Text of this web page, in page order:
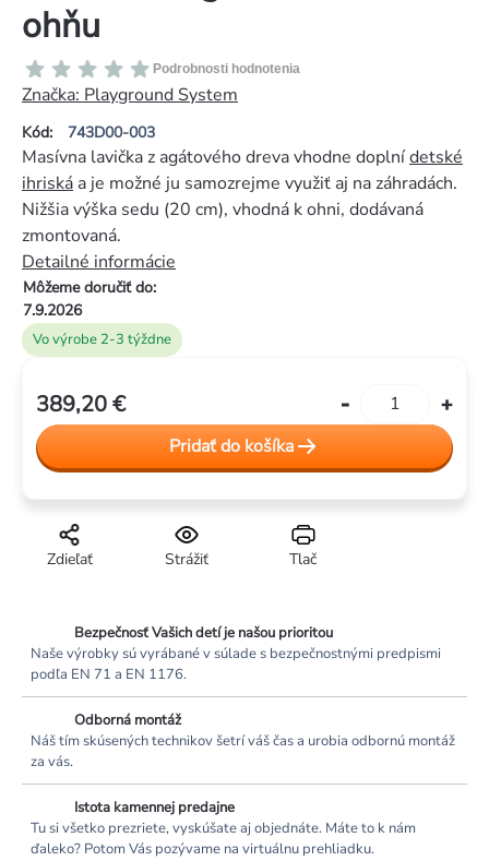
ohňu
Kód: 743D00-003
Priemerné
hodnotenie
produktu
je
0,0
z
hviezdičiek.
Podrobnosti hodnotenia
Značka: Playground System
Vo výrobe 2-3 týždne
Môžeme doručiť do:
7.9.2026
Masívna lavička z agátového dreva vhodne doplnídetské
ihriská a je možné ju samozrejme využiť aj na záhradách.
Nižšia výška sedu (20 cm), vhodná k ohni, dodávaná
zmontovaná.
Detailné informácie
Tlač
Strážiť
Zdieľať
389,20 €
cena:Pridať do košíka
Bezpečnosť Vašich detí je našou prioritou
Naše výrobky sú vyrábané v súlade s bezpečnostnými predpismi
podľa EN 71 a EN 1176.
Odborná montáž
Náš tím skúsených technikov šetrí váš čas a urobia odbornú montáž
za vás.
Istota kamennej predajne
Tu si všetko prezriete, vyskúšate aj objednáte. Máte to k nám
ďaleko? Potom Vás pozývame na virtuálnu prehliadku.